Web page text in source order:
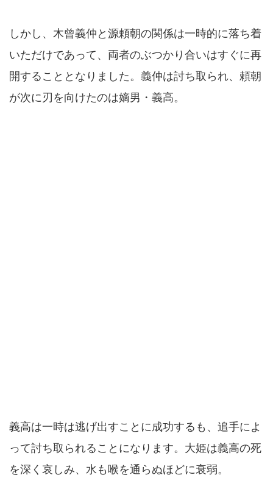
しかし、木曾義仲と源頼朝の関係は一時的に落ち着
いただけであって、両者のぶつかり合いはすぐに再
開することとなりました。義仲は討ち取られ、頼朝
が次に刃を向けたのは嫡男・義高。
義高は一時は逃げ出すことに成功するも、追手によ
って討ち取られることになります。大姫は義高の死
を深く哀しみ、水も喉を通らぬほどに衰弱。